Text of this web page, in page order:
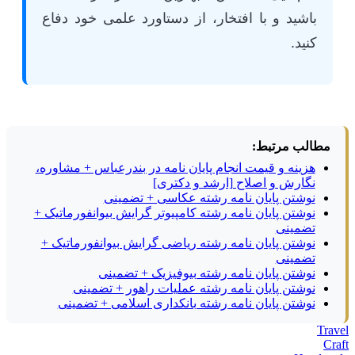
باشید و با افتخار، از دستاورد علمی خود دفاع
کنید.
مطالب مرتبط:
هزینه و قیمت انجام پایان نامه در بندرعباس + مشاوره،
نگارش و اصلاح [ارشد و دکتری]
نوشتن پایان نامه رشته عکاسی + تضمینی
نوشتن پایان نامه رشته کامپیوتر گرایش بیوانفورماتیک +
تضمینی
نوشتن پایان نامه رشته ریاضی گرایش بیوانفورماتیک +
تضمینی
نوشتن پایان نامه رشته بیوفیزیک + تضمینی
نوشتن پایان نامه رشته عملیات راهور + تضمینی
نوشتن پایان نامه رشته بانکداری اسلامی + تضمینی